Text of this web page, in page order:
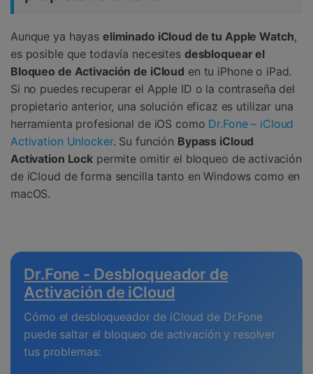
Aunque ya hayas eliminado iCloud de tu Apple Watch,
es posible que todavía necesites desbloquear el
Bloqueo de Activación de iCloud en tu iPhone o iPad.
Si no puedes recuperar el Apple ID o la contraseña del
propietario anterior, una solución eficaz es utilizar una
herramienta profesional de iOS como Dr.Fone – iCloud
Activation Unlocker. Su función Bypass iCloud
Activation Lock permite omitir el bloqueo de activación
de iCloud de forma sencilla tanto en Windows como en
macOS.
Dr.Fone - Desbloqueador de
Activación de iCloud
Cómo el desbloqueador de iCloud de Dr.Fone
puede saltar el bloqueo de activación y resolver
tus problemas: